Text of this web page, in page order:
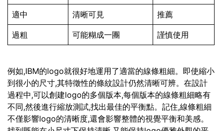
適中 清晰可見 推薦
過粗 可能糊成一團 謹慎使用
例如,IBM的logo就很好地運用了適當的線條粗細。即使縮小
到很小的尺寸,其特徵性的條紋設計仍然清晰可辨。在設計
過程中,可以創建logo的多個版本,每個版本的線條粗細略有
不同,然後進行縮放測試,找出最佳的平衡點。記住,線條粗細
不僅影響logo的清晰度,還會影響整體的視覺平衡和美感。